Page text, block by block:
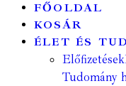
FŐOLDAL
KOSÁR
ÉLET ÉS
Előfizetések
Tudomány